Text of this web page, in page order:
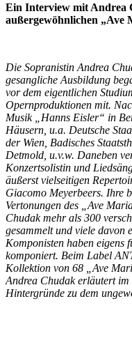
Ein Interview mit Andrea
außergewöhnlichen „Ave
Die Sopranistin Andrea
gesangliche Ausbildung
vor dem eigentlichen
Opernproduktionen mit.
Musik „Hanns Eisler“ in
Häusern, u.a. Deutsche
der Wien, Badisches
Detmold, u.v.w. Daneben
Konzertsolistin und
äußerst vielseitigen
Giacomo Meyerbeers. Ihre
Vertonungen des „Ave
Chudak mehr als 300
gesammelt und viele davon
Komponisten haben eigens
komponiert. Beim Label
Kollektion von 68 „Ave
Andrea Chudak erläutert
Hintergründe zu dem